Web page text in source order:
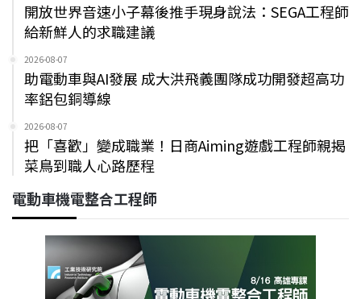
開放世界音速小子幕後推手現身說法：SEGA工程師
給新鮮人的求職建議
2026-08-07
助電動車與AI發展 成大洪飛義團隊成功開發超高功
率鋁包銅導線
2026-08-07
把「喜歡」變成職業！日商Aiming遊戲工程師親揭
菜鳥到職人心路歷程
電動車機電整合工程師